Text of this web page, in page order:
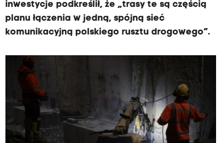
inwestycje podkreślił, że „trasy te są częścią
planu łączenia w jedną, spójną sieć
komunikacyjną polskiego rusztu drogowego”.